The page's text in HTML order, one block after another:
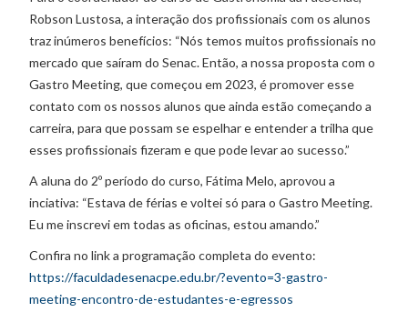
Robson Lustosa, a interação dos profissionais com os alunos
traz inúmeros benefícios: “Nós temos muitos profissionais no
mercado que saíram do Senac. Então, a nossa proposta com o
Gastro Meeting, que começou em 2023, é promover esse
contato com os nossos alunos que ainda estão começando a
carreira, para que possam se espelhar e entender a trilha que
esses profissionais fizeram e que pode levar ao sucesso.”
A aluna do 2º período do curso, Fátima Melo, aprovou a
inciativa: “Estava de férias e voltei só para o Gastro Meeting.
Eu me inscrevi em todas as oficinas, estou amando.”
Confira no link a programação completa do evento:
https://faculdadesenacpe.edu.br/?evento=3-gastro-
meeting-encontro-de-estudantes-e-egressos